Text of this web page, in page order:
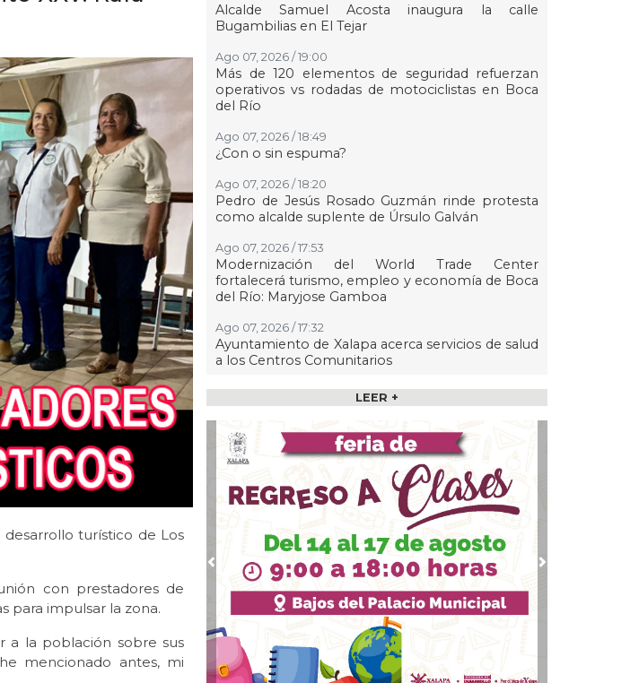
turístico de Los
con prestadores de
para impulsar la zona.
a la población sobre sus
mencionado antes, mi
Alcalde Samuel Acosta inaugura la calle
Bugambilias en El Tejar
Ago 07, 2026 / 19:00
Más de 120 elementos de seguridad refuerzan
operativos vs rodadas de motociclistas en Boca
del Río
Ago 07, 2026 / 18:49
¿Con o sin espuma?
Ago 07, 2026 / 18:20
Pedro de Jesús Rosado Guzmán rinde protesta
como alcalde suplente de Úrsulo Galván
Ago 07, 2026 / 17:53
Modernización del World Trade Center
fortalecerá turismo, empleo y economía de Boca
del Río: Maryjose Gamboa
Ago 07, 2026 / 17:32
Ayuntamiento de Xalapa acerca servicios de salud
a los Centros Comunitarios
Ago 07, 2026 / 17:15
Ayuntamiento e ICATVER fortalecen capacitación
laboral en beneficio de las y los sanandrescanos
Ago 07, 2026 / 14:56
Quincena, no me abandones.... 😝😜🤣
Ago 07, 2026 / 14:47
Generar empleo y bienestar, prioridad para el
Gobierno de San Andrés Tuxtla: Rafa Fararoni
Ago 07, 2026 / 14:39
Hallan con vida a pescador desaparecido desde el
23 de julio en Uxpanapa
Ago 07, 2026 / 14:22
Resalta Pedro Miguel pensamiento de Diego
Ruzzarín y agradece respaldo de Rocío Nahle al
Festival del Mar
LEER +
Previous Next